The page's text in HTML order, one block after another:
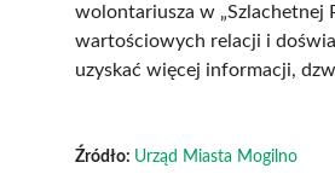
wolontariusza w „Szlachetnej
wartościowych relacji i
uzyskać więcej informacji,
Źródło: Urząd Miasta Mogilno